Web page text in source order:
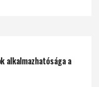
alkalmazhatósága a